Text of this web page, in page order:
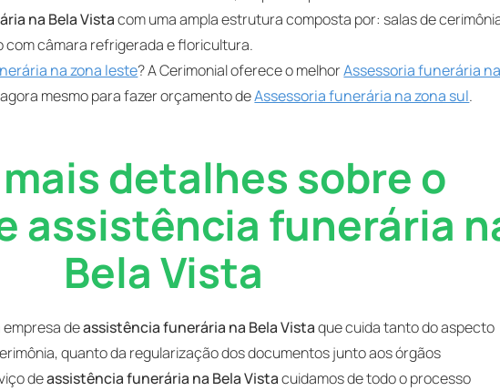
na Bela Vistacom uma ampla estrutura composta por: salas de
câmara refrigerada e floricultura.
na zona leste? A Cerimonial oferece o melhorAssessoria funerária na
mesmo para fazer orçamento deAssessoria funerária na zona sul.
detalhes sobre o
assistência funerária
Bela Vista
empresa deassistência funerária na Bela Vistaque cuida tanto do aspecto
quanto da regularização dos documentos junto aos órgãos
deassistência funerária na Bela Vistacuidamos de todo o processo